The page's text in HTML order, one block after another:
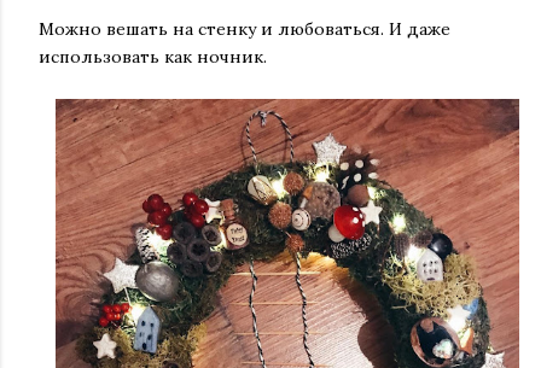
Можно вешать на стенку и любоваться. И даже
использовать как ночник.